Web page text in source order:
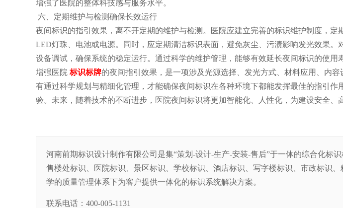
增强了医院的整体科技感与服务水平。
六、定期维护与检测确保长效运行
夜间标识的指引效果，离不开定期的维护与检测。医院应建立完善的标识维护制度，定
LED灯珠、电池或电源。同时，应定期清洁标识表面，避免灰尘、污渍影响发光效果
设备调试，确保系统的稳定运行。通过科学的维护管理，能够有效延长夜间标识的使用
增强医院 标识标牌的夜间指引效果，是一项涉及光源选择、发光方式、材料应用、内
有通过科学规划与精细化管理，才能确保夜间标识在各种环境下都能发挥最佳的指引作
验。未来，随着技术的不断进步，医院夜间标识将更加智能化、人性化，为建设安全、
河南前期标识设计制作有限公司是集“策划-设计-生产-安装-售后”于一体的综合化标
售楼处标识、医院标识、景区标识、学校标识、酒店标识、写字楼标识、市政标识
学的质量管理体系下为客户提供一体化的标识系统解决方案。
联系电话：400-005-1131